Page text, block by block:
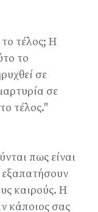
τέλος; Η
το
σε
σε
τέλος."
πως είναι
καιρούς. Η
κάποιος σας